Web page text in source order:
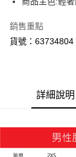
銷售重點
貨號：63734804
詳細說明